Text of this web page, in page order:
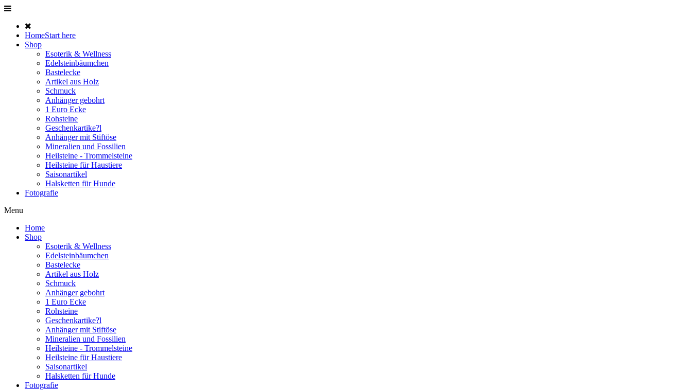
HomeStart here
Shop
Esoterik & Wellness
Edelsteinbäumchen
Bastelecke
Artikel aus Holz
Schmuck
Anhänger gebohrt
1 Euro Ecke
Rohsteine
Geschenkartike?l
Anhänger mit Stiftöse
Mineralien und Fossilien
Heilsteine - Trommelsteine
Heilsteine für Haustiere
Saisonartikel
Halsketten für Hunde
Fotografie
Menu
Home
Shop
Esoterik & Wellness
Edelsteinbäumchen
Bastelecke
Artikel aus Holz
Schmuck
Anhänger gebohrt
1 Euro Ecke
Rohsteine
Geschenkartike?l
Anhänger mit Stiftöse
Mineralien und Fossilien
Heilsteine - Trommelsteine
Heilsteine für Haustiere
Saisonartikel
Halsketten für Hunde
Fotografie